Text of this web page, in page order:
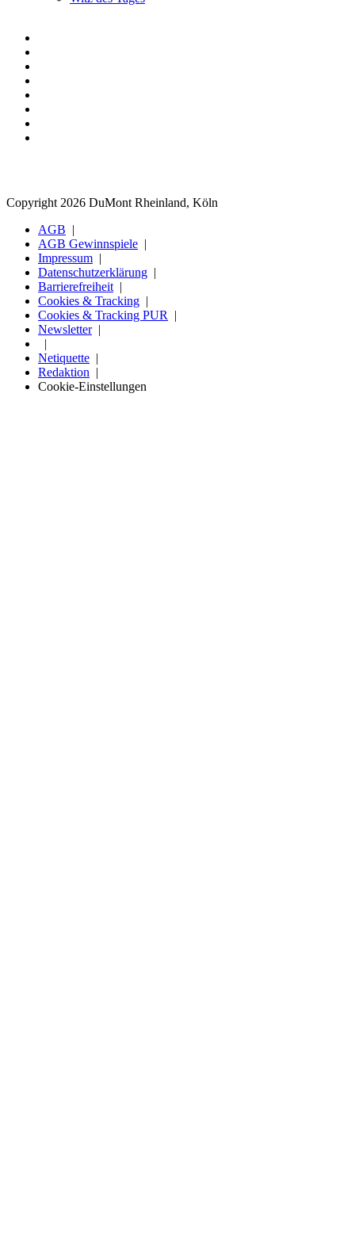
Copyright 2026 DuMont Rheinland, Köln
AGB
AGB Gewinnspiele
Impressum
Datenschutzerklärung
Barrierefreiheit
Cookies & Tracking
Cookies & Tracking PUR
Newsletter
Netiquette
Redaktion
Cookie-Einstellungen